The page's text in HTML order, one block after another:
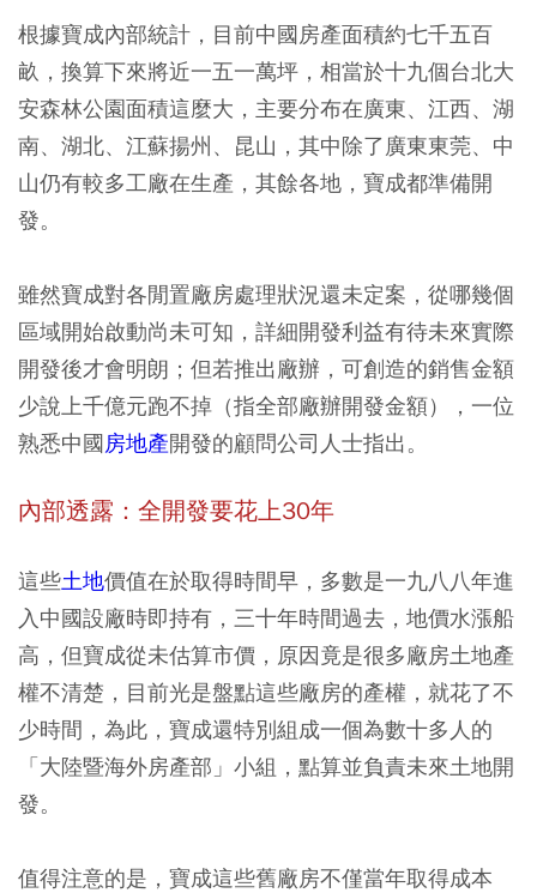
根據寶成內部統計，目前中國房產面積約七千五百
畝，換算下來將近一五一萬坪，相當於十九個台北大
安森林公園面積這麼大，主要分布在廣東、江西、湖
南、湖北、江蘇揚州、昆山，其中除了廣東東莞、中
山仍有較多工廠在生產，其餘各地，寶成都準備開
發。
雖然寶成對各閒置廠房處理狀況還未定案，從哪幾個
區域開始啟動尚未可知，詳細開發利益有待未來實際
開發後才會明朗；但若推出廠辦，可創造的銷售金額
少說上千億元跑不掉（指全部廠辦開發金額），一位
熟悉中國房地產開發的顧問公司人士指出。
內部透露：全開發要花上30年
這些土地價值在於取得時間早，多數是一九八八年進
入中國設廠時即持有，三十年時間過去，地價水漲船
高，但寶成從未估算市價，原因竟是很多廠房土地產
權不清楚，目前光是盤點這些廠房的產權，就花了不
少時間，為此，寶成還特別組成一個為數十多人的
「大陸暨海外房產部」小組，點算並負責未來土地開
發。
值得注意的是，寶成這些舊廠房不僅當年取得成本